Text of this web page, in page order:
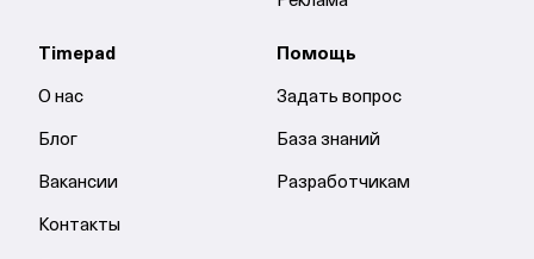
Timepad
О нас
Блог
Вакансии
Контакты
Помощь
Задать вопрос
База знаний
Разработчикам